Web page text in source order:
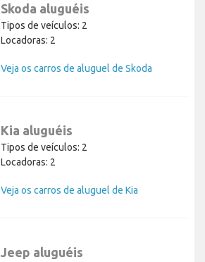
Skoda aluguéis
Tipos de veículos: 2
Locadoras: 2
Veja os carros de aluguel de Skoda
Kia aluguéis
Tipos de veículos: 2
Locadoras: 2
Veja os carros de aluguel de Kia
Jeep aluguéis